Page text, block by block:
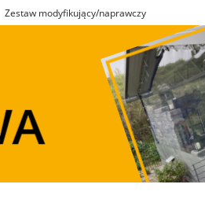
Zestaw modyfikujący/naprawczy